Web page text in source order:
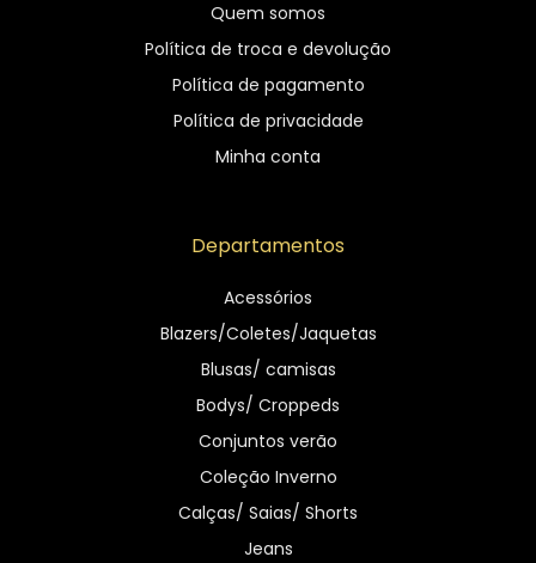
Quem somos
Política de troca e devolução
Política de pagamento
Política de privacidade
Minha conta
Departamentos
Acessórios
Blazers/Coletes/Jaquetas
Blusas/ camisas
Bodys/ Croppeds
Conjuntos verão
Coleção Inverno
Calças/ Saias/ Shorts
Jeans